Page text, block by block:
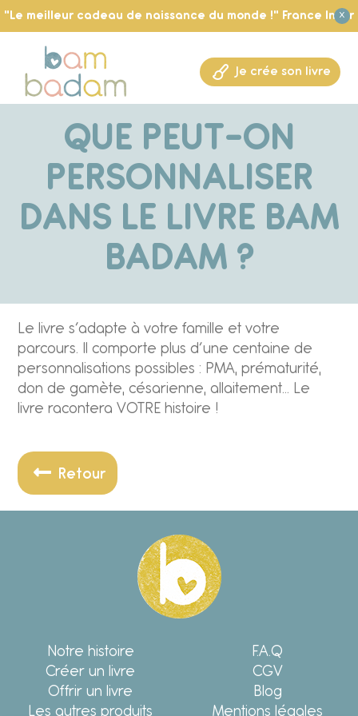
Je crée son livre
QUE PEUT-ON
PERSONNALISER
DANS LE LIVRE BAM
BADAM ?
Le livre s’adapte à votre famille et votre
parcours. Il comporte plus d’une centaine de
personnalisations possibles : PMA, prématurité,
don de gamète, césarienne, allaitement… Le
livre racontera VOTRE histoire !
Retour
Notre histoire
Créer un livre
Offrir un livre
Les autres produits
F.A.Q
CGV
Blog
Mentions légales
"Le meilleur cadeau de naissance du monde !" France Inter
X